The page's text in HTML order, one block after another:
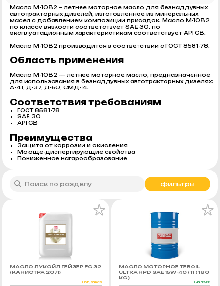
Масло М-10В2 – летнее моторное масло для безнаддувных
автотракторных дизелей, изготовленное из минеральных
масел с добавлением композиции присадок. Масло М-10В2
по классу вязкости соответствует SAE 30, по
эксплуатационным характеристикам соответствует API CB.
Масло М-10В2 производится в соответствии с ГОСТ 8581-78.
Область применения
Масло М-10В2 — летнее моторное масло, предназначенное
для использования в безнаддувных автотракторных дизелях:
А-41, Д-37, Д-50, СМД-14.
Соответствия требованиям
ГОСТ 8581-78
SAE 30
API CB
Преимущества
Защита от коррозии и окисления
Моюще-диспергирующие свойства
Пониженное нагарообразование
фильтры
МАСЛО ЛУКОЙЛ ГЕЙЗЕР FG 32
(КАНИСТРА 20 Л)
Под заказ
МАСЛО МОТОРНОЕ TEBOIL
ULTRA HPD SAE 15W-40 (Т) ( 180
KG )
В наличии